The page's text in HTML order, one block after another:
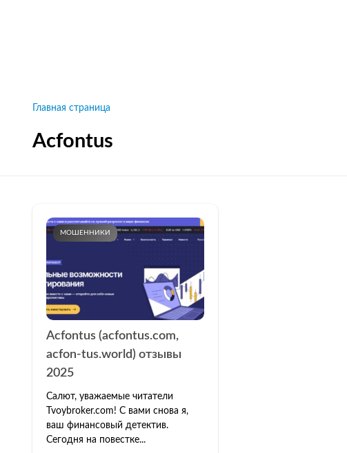
Главная страница
Acfontus
МОШЕННИКИ
Acfontus (acfontus.com,
acfon-tus.world) отзывы
2025
Салют, уважаемые читатели
Tvoybroker.com! С вами снова я,
ваш финансовый детектив.
Сегодня на повестке...